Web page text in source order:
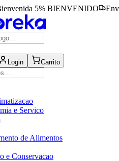
5% BIENVENIDO
Login Carrito
e Servico
de Alimentos
e Conservacao